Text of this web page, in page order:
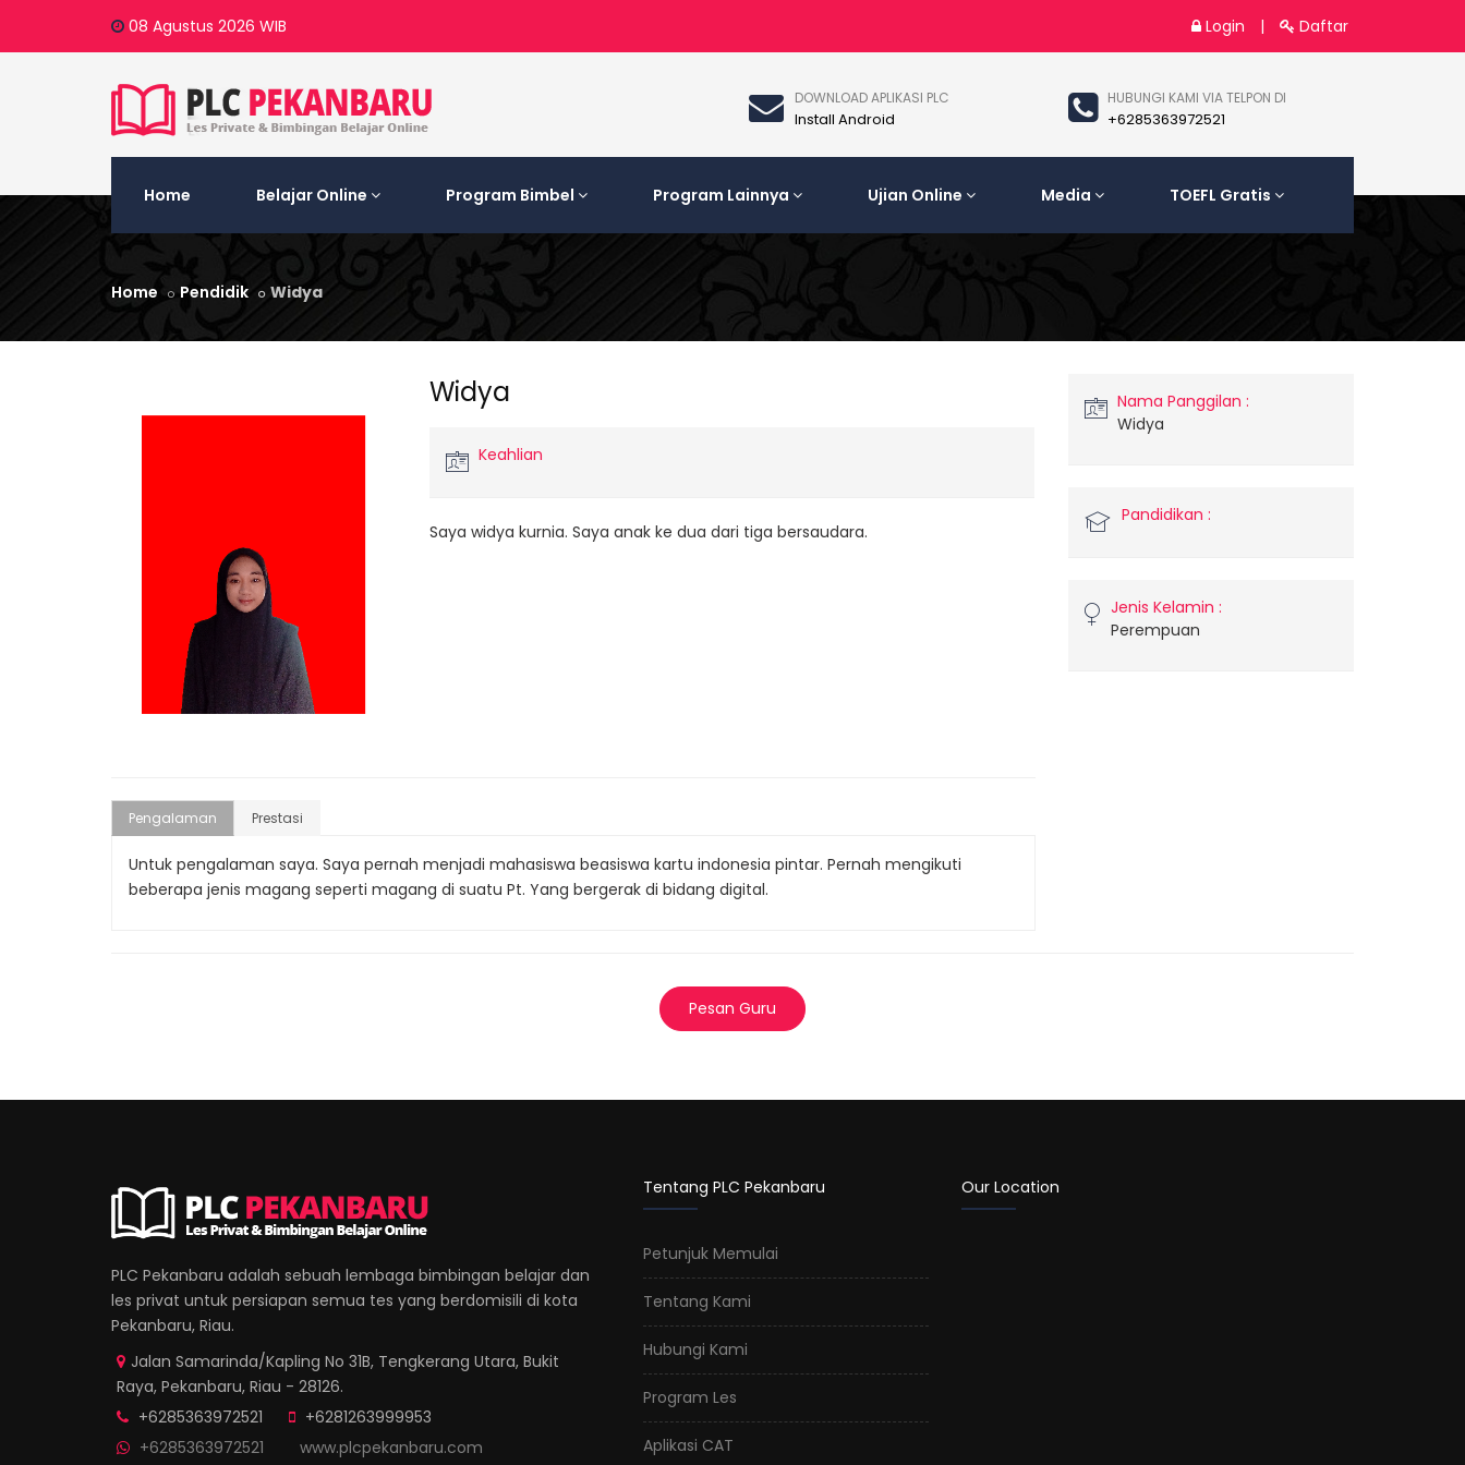
08 Agustus 2026 WIB Login | Daftar
HUBUNGI KAMI VIA TELPON DI
+6285363972521
DOWNLOAD APLIKASI PLC
Install Android
Home Belajar Online Program Bimbel Program Lainnya Ujian Online Media TOEFL Gratis
Home Pendidik Widya
Widya
Keahlian
Saya widya kurnia. Saya anak ke dua dari tiga bersaudara.
Pengalaman Prestasi
Untuk pengalaman saya. Saya pernah menjadi mahasiswa beasiswa kartu indonesia pintar. Pernah mengikuti
beberapa jenis magang seperti magang di suatu Pt. Yang bergerak di bidang digital.
Nama Panggilan :
Widya
Pandidikan :
Jenis Kelamin :
Perempuan
Pesan Guru
PLC Pekanbaru adalah sebuah lembaga bimbingan belajar dan
les privat untuk persiapan semua tes yang berdomisili di kota
Pekanbaru, Riau.
Jalan Samarinda/Kapling No 31B, Tengkerang Utara, Bukit
Raya, Pekanbaru, Riau - 28126.
+6285363972521
+6281263999953
+6285363972521
www.plcpekanbaru.com
Tentang PLC Pekanbaru
Petunjuk Memulai
Tentang Kami
Hubungi Kami
Program Les
Aplikasi CAT
Our Location